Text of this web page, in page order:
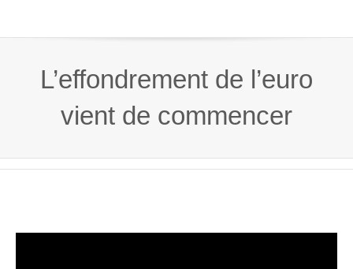
L’effondrement de l’euro
vient de commencer